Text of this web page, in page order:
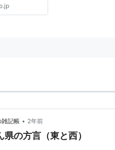
雑記帳 • 2年前
県の方言（東と西）